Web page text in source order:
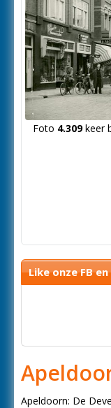
Foto 4.309keer
Like onze FB
Apeldoorn: De